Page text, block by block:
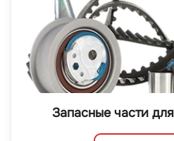
Запасные части